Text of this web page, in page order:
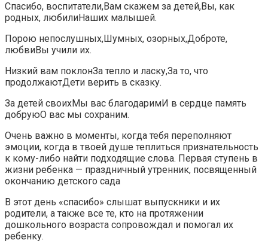
Спасибо, воспитатели,Вам скажем за детей,Вы, как
родных, любилиНаших малышей.
Порою непослушных,Шумных, озорных,Доброте,
любвиВы учили их.
Низкий вам поклонЗа тепло и ласку,За то, что
продолжаютДети верить в сказку.
За детей своихМы вас благодаримИ в сердце память
добруюО вас мы сохраним.
Очень важно в моменты, когда тебя переполняют
эмоции, когда в твоей душе теплиться признательность
к кому-либо найти подходящие слова. Первая ступень в
жизни ребенка — праздничный утренник, посвященный
окончанию детского сада
В этот день «спасибо» слышат выпускники и их
родители, а также все те, кто на протяжении
дошкольного возраста сопровождал и помогал их
ребенку.